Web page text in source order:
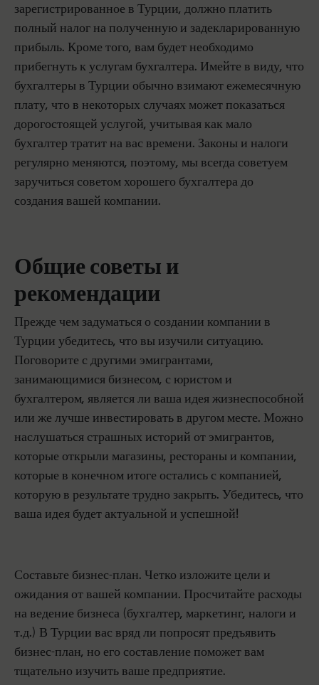
зарегистрированное в Турции, должно платить
полный налог на полученную и задекларированную
прибыль. Кроме того, вам будет необходимо
прибегнуть к услугам бухгалтера. Имейте в виду, что
бухгалтеры в Турции обычно взимают ежемесячную
плату, что в некоторых случаях может показаться
дорогостоящей услугой, учитывая как мало
бухгалтер тратит на вас времени. Законы и налоги
регулярно меняются, поэтому, мы всегда советуем
заручиться советом хорошего бухгалтера до
создания вашей компании.
Общие советы и
рекомендации
Прежде чем задуматься о создании компании в
Турции убедитесь, что вы изучили ситуацию.
Поговорите с другими эмигрантами,
занимающимися бизнесом, с юристом и
бухгалтером, является ли ваша идея жизнеспособной
или же лучше инвестировать в другом месте. Можно
наслушаться страшных историй от эмигрантов,
которые открыли магазины, рестораны и компании,
которые в конечном итоге остались с компанией,
которую в результате трудно закрыть. Убедитесь, что
ваша идея будет актуальной и успешной!
Составьте бизнес-план. Четко изложите цели и
ожидания от вашей компании. Просчитайте расходы
на ведение бизнеса (бухгалтер, маркетинг, налоги и
т.д.) В Турции вас вряд ли попросят предъявить
бизнес-план, но его составление поможет вам
тщательно изучить ваше предприятие.